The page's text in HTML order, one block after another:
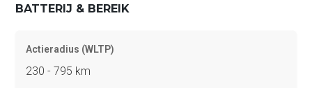
BATTERIJ & BEREIK
Actieradius (WLTP)
230 - 795 km